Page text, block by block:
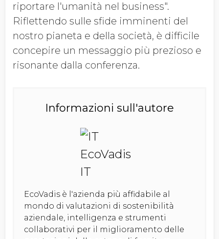
riportare l'umanità nel business".
Riflettendo sulle sfide imminenti del
nostro pianeta e della società, è difficile
concepire un messaggio più prezioso e
risonante dalla conferenza.
Informazioni sull'autore
EcoVadis è l'azienda più affidabile al
mondo di valutazioni di sostenibilità
aziendale, intelligenza e strumenti
collaborativi per il miglioramento delle